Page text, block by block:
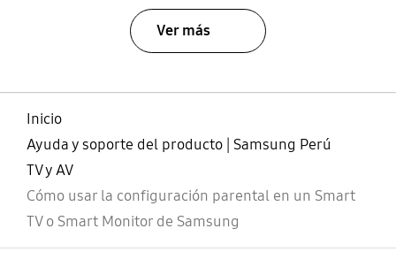
Ver más
Inicio
Ayuda y soporte del producto | Samsung Perú
TV y AV
Cómo usar la configuración parental en un Smart
TV o Smart Monitor de Samsung